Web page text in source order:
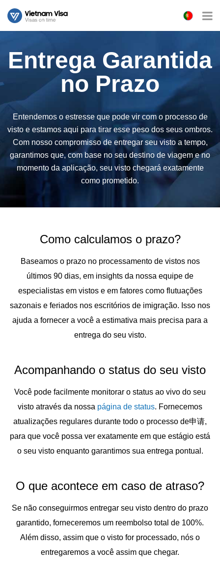
Entrega Garantida
no Prazo
Entendemos o estresse que pode vir com o processo de
visto e estamos aqui para tirar esse peso dos seus ombros.
Com nosso compromisso de entregar seu visto a tempo,
garantimos que, com base no seu destino de viagem e no
momento da aplicação, seu visto chegará exatamente
como prometido.
Como calculamos o prazo?
Baseamos o prazo no processamento de vistos nos
últimos 90 dias, em insights da nossa equipe de
especialistas em vistos e em fatores como flutuações
sazonais e feriados nos escritórios de imigração. Isso nos
ajuda a fornecer a você a estimativa mais precisa para a
entrega do seu visto.
Acompanhando o status do seu visto
Você pode facilmente monitorar o status ao vivo do seu
visto através da nossa página de status. Fornecemos
atualizações regulares durante todo o processo de申请,
para que você possa ver exatamente em que estágio está
o seu visto enquanto garantimos sua entrega pontual.
O que acontece em caso de atraso?
Se não conseguirmos entregar seu visto dentro do prazo
garantido, forneceremos um reembolso total de 100%.
Além disso, assim que o visto for processado, nós o
entregaremos a você assim que chegar.